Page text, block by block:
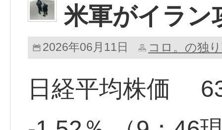
米軍がイラン
2026年06月11日 コロ。の独
日経平均株価